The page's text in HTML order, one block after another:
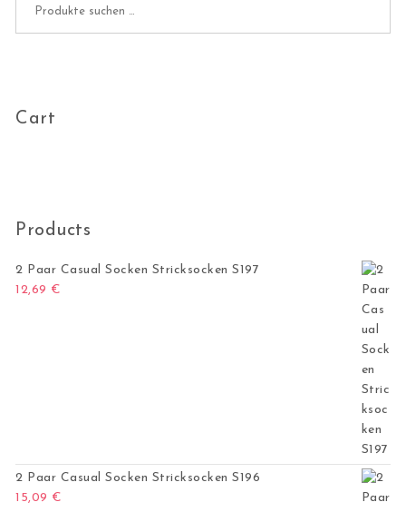
Cart
Products
2 Paar Casual Socken Stricksocken S197
12,69 €
2 Paar Casual Socken Stricksocken S196
15,09 €